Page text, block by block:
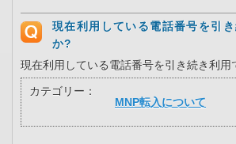
現在利用している電話番号を引
か?
現在利用している電話番号を引き続き利用
カテゴリー：
MNP転入について